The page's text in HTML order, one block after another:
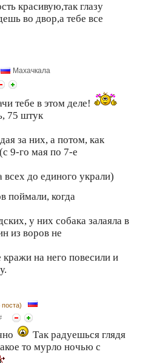
красивую,так глазу
во двор,а тебе все
Махачкала
тебе в этом деле!
75 штук
за них, а потом, как
9-го мая по 7-е
всех до единого украли)
поймали, когда
у них собака залаяла в
из воров не
кражи на него повесили и
поста)
Так радуешься глядя
то мурло ночью с